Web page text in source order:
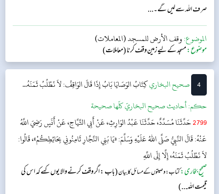
صرف اللہ سے لیں گے۔...
الموضوع:وقف الأرض للمسجد (المعاملات)
موضوع:مسجد کے لیے زمین وقف کرنا (معاملات)
4 ‌‌صحيح البخاريكِتَابُ الوَصَايَابَابُ إِذَا قَالَ الوَاقِفُ: لاَ نَطْلُبُ ثَمَنَهُ...
حکم:أحاديث صحيح البخاريّ كلّها صحيحة
2799حَدَّثَنَا مُسَدَّدٌ، حَدَّثَنَا عَبْدُ الوَارِثِ، عَنْ أَبِي التَّيَّاحِ، عَنْ أَنَسٍ رَضِيَ اللَّهُ
عَنْهُ: قَالَ النَّبِيُّ صَلَّى اللهُ عَلَيْهِ وَسَلَّمَ: «يَا بَنِي النَّجَّارِ ثَامِنُونِي بِحَائِطِكُمْ»، قَالُوا:
لاَ نَطْلُبُ ثَمَنَهُ، إِلَّا إِلَى اللَّهِ
صحیح بخاری:کتاب: وصیتوں کے مسائل کا بیان(باب : اگر وقف کرنے والا یوں کہے کہ اس کی
قیمت اللہ...)